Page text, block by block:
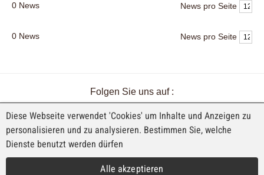
0 News News pro Seite
0 News News pro Seite
Folgen Sie uns auf :
EINE AUSSTELLUNG VON FAJI SA
Rue Industrielle 98
Diese Webseite verwendet 'Cookies' um Inhalte und Anzeigen zu
personalisieren und zu analysieren. Bestimmen Sie, welche
Dienste benutzt werden dürfen
Alle akzeptieren